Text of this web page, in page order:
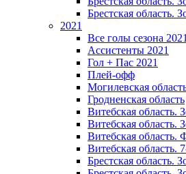
Брестская область.
2021
Все голы сезона 2021
Ассистенты 2021
Гол + Пас 2021
Плей-офф
Могилевская
Гродненская область
Витебская область.
Витебская область.
Витебская область.
Витебская область.
Брестская область.